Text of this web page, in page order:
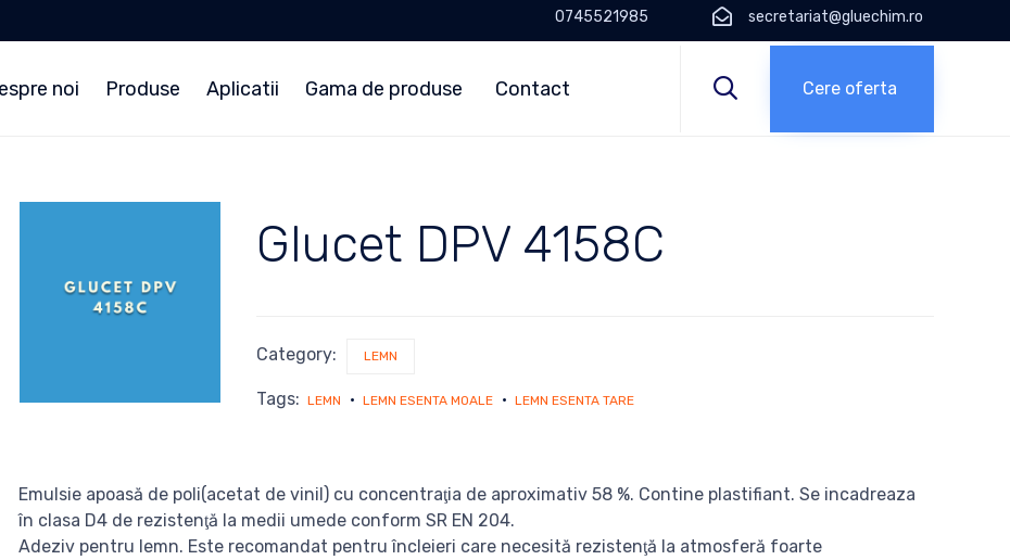
0745521985 secretariat@gluechim.ro
noi Produse Aplicatii Gama de produse Contact  Cere oferta
Glucet DPV 4158C
Category: LEMN
Tags: LEMN LEMN ESENTA MOALE LEMN ESENTA TARE
Emulsie apoasă de poli(acetat de vinil) cu concentraţia de aproximativ 58 %. Contine plastifiant. Se incadreaza
în clasa D4 de rezistenţă la medii umede conform SR EN 204.
Adeziv pentru lemn. Este recomandat pentru încleieri care necesită rezistenţă la atmosferă foarte